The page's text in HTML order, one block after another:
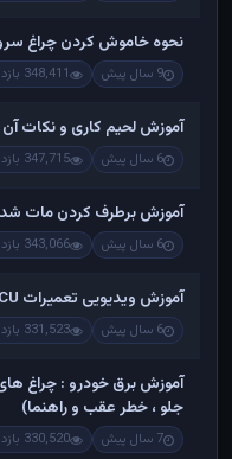
نحوه خاموش کردن چراغ
9 سال پیش 348,411 بازدید
آموزش لحیم کاری و نکات آن
6 سال پیش 347,715 بازدید
آموزش برطرف کردن مات
6 سال پیش 343,066 بازدید
آموزش ویدیویی تعمیرات ECU
6 سال پیش 331,523 بازدید
آموزش برق خودرو : چراغ
جلو ، خطر عقب و راهنما)
7 سال پیش 330,520 بازدید